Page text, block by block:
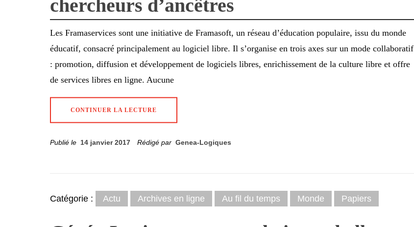
chercheurs d’ancêtres
Les Framaservices sont une initiative de Framasoft, un réseau d’éducation populaire, issu du monde
éducatif, consacré principalement au logiciel libre. Il s’organise en trois axes sur un mode collaboratif
: promotion, diffusion et développement de logiciels libres, enrichissement de la culture libre et offre
de services libres en ligne. Aucune
CONTINUER LA LECTURE
Publié le 14 janvier 2017 Rédigé par Genea-Logiques
Catégorie : Actu Archives en ligne Au fil du temps Monde Papiers